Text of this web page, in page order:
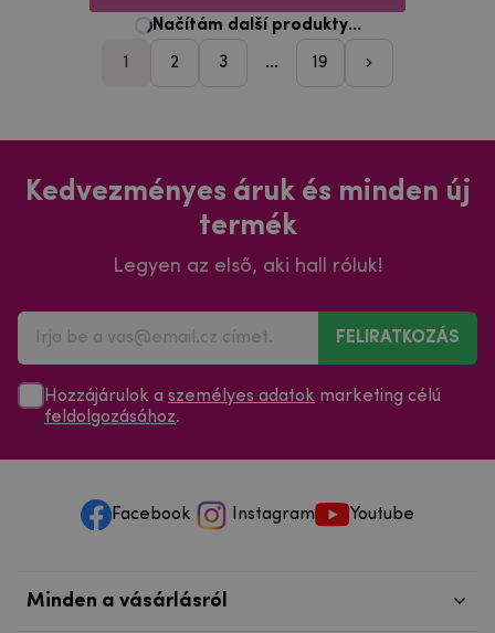
...
termék
Legyen az első, aki hall róluk!
FELIRATKOZÁS
Hozzájárulok aszemélyes adatokmarketing célú
feldolgozásához.